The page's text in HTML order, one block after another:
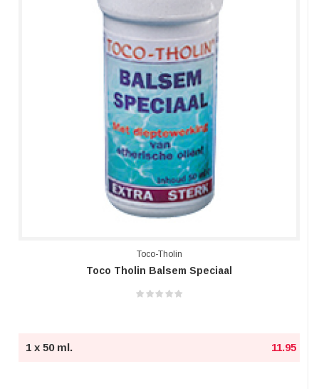
Toco-Tholin
Toco Tholin Balsem Speciaal
1 x 50 ml. 11.95